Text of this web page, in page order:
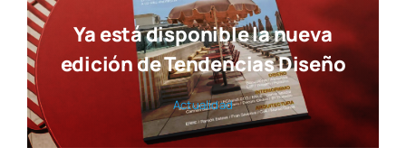
Ya está disponible la nueva
edición de Tendencias Diseño
Actua­li­dad